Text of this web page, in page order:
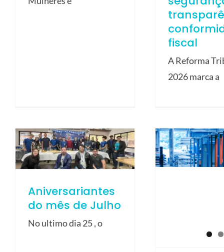
fiscal
A Reforma
2026 marca a
Aniversariantes
do mês de Julho
No ultimo dia 25 , o